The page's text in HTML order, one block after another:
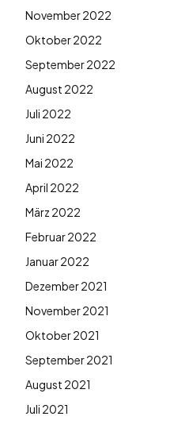
November 2022
Oktober 2022
September 2022
August 2022
Juli 2022
Juni 2022
Mai 2022
April 2022
März 2022
Februar 2022
Januar 2022
Dezember 2021
November 2021
Oktober 2021
September 2021
August 2021
Juli 2021